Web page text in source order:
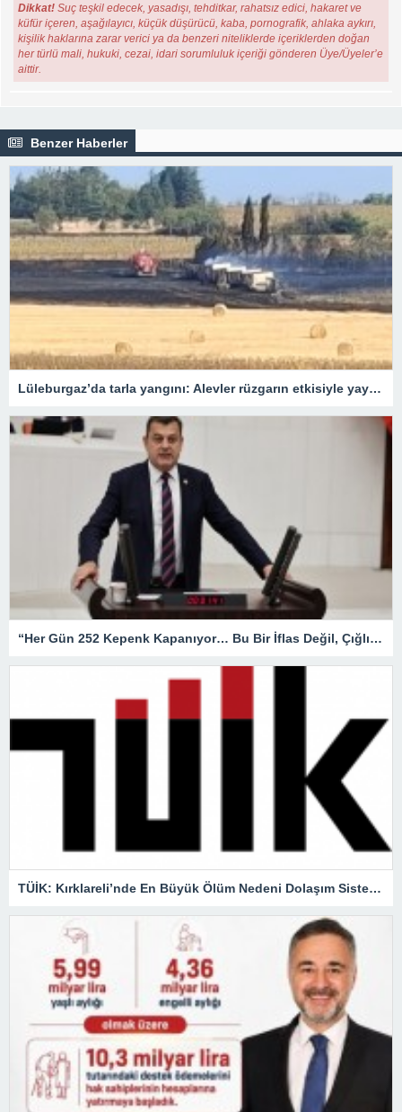
Dikkat! Suç teşkil edecek, yasadışı, tehditkar, rahatsız edici, hakaret ve
küfür içeren, aşağılayıcı, küçük düşürücü, kaba, pornografik, ahlaka aykırı,
kişilik haklarına zarar verici ya da benzeri niteliklerde içeriklerden doğan
her türlü mali, hukuki, cezai, idari sorumluluk içeriği gönderen Üye/Üyeler’e
aittir.
Benzer Haberler
Lüleburgaz’da tarla yangını: Alevler rüzgarın etkisiyle yayıldı
“Her Gün 252 Kepenk Kapanıyor… Bu Bir İflas Değil, Çığlıktır!”
TÜİK: Kırklareli’nde En Büyük Ölüm Nedeni Dolaşım Sistemi Hastalıkları